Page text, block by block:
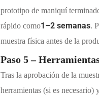
prototipo de maniquí
rápido como1–2 semanas.
muestra física antes de la
Paso 5 –
Tras la aprobación de la
herramientas (si es necesario)